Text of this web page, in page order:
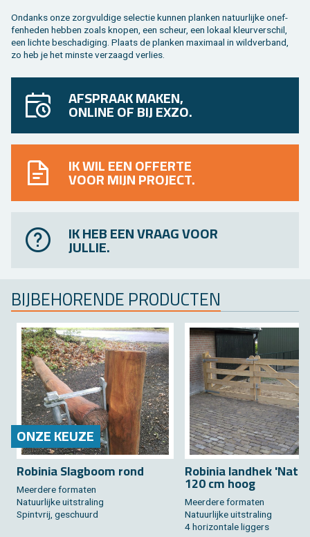
On­danks onze zorg­vul­di­ge se­lec­tie kun­nen plan­ken na­tuur­lij­ke on­ef­
fen­he­den heb­ben zoals kno­pen, een scheur, een lo­kaal kleur­ver­schil,
een lich­te be­scha­di­ging. Plaats de plan­ken maxi­maal in wild­ver­band,
zo heb je het min­ste ver­zaagd ver­lies.
AFSPRAAK MAKEN,
ONLINE OF BIJ EXZO.
IK WIL EEN OFFERTE
VOOR MIJN PROJECT.
IK HEB EEN VRAAG VOOR
JULLIE.
BIJ­BE­HO­REN­DE PRO­DUC­TEN
ONZE KEUZE
Ro­bi­nia Slag­boom rond
Meer­de­re for­ma­ten
Na­tuur­lij­ke uit­stra­ling
Spint­vrij, ge­schuurd
Ro­bi­nia land­hek
120 cm hoog
Meer­de­re for­ma­ten
Na­tuur­lij­ke uit­stra­ling
4 ho­ri­zon­ta­le lig­gers